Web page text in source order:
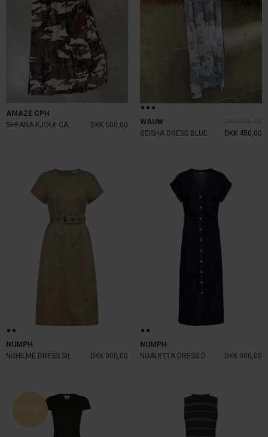
AMAZE CPH
DKK 500,00
WAUW
GEISHA DRESS BLUE AND WHITE
DKK 450,00
NUMPH
NUHILME DRESS SILVER MINK
DKK 900,00
NUMPH
NUALETTA DRESS DARK BLUE DENIM
DKK 900,00
UDSALG